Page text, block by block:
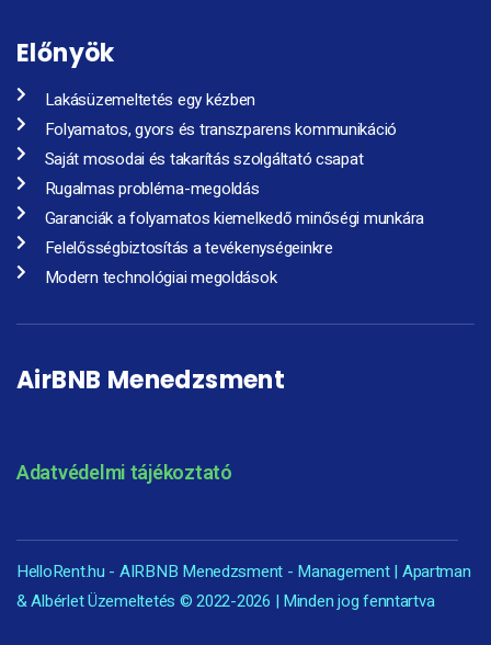
Előnyök
Lakásüzemeltetés egy kézben
Folyamatos, gyors és transzparens kommunikáció
Saját mosodai és takarítás szolgáltató csapat
Rugalmas probléma-megoldás
Garanciák a folyamatos kiemelkedő minőségi munkára
Felelősségbiztosítás a tevékenységeinkre
Modern technológiai megoldások
AirBNB Menedzsment
Adatvédelmi tájékoztató
HelloRent.hu - AIRBNB Menedzsment - Management | Apartman
& Albérlet Üzemeltetés © 2022-2026 | Minden jog fenntartva